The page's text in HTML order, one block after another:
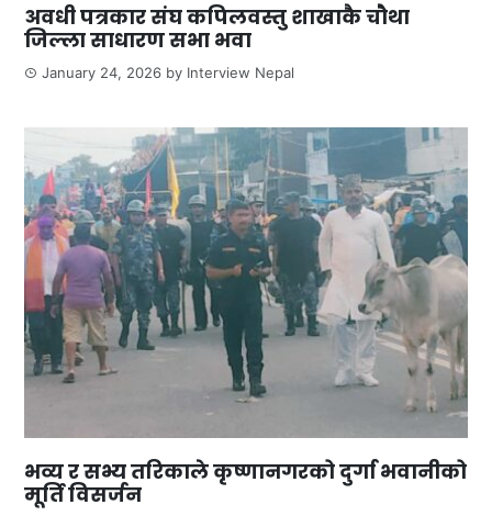
अवधी पत्रकार संघ कपिलवस्तु शाखाकै चौथा
जिल्ला साधारण सभा भवा
January 24, 2026 by Interview Nepal
भव्य र सभ्य तरिकाले कृष्णानगरको दुर्गा भवानीको
मूर्ति विसर्जन